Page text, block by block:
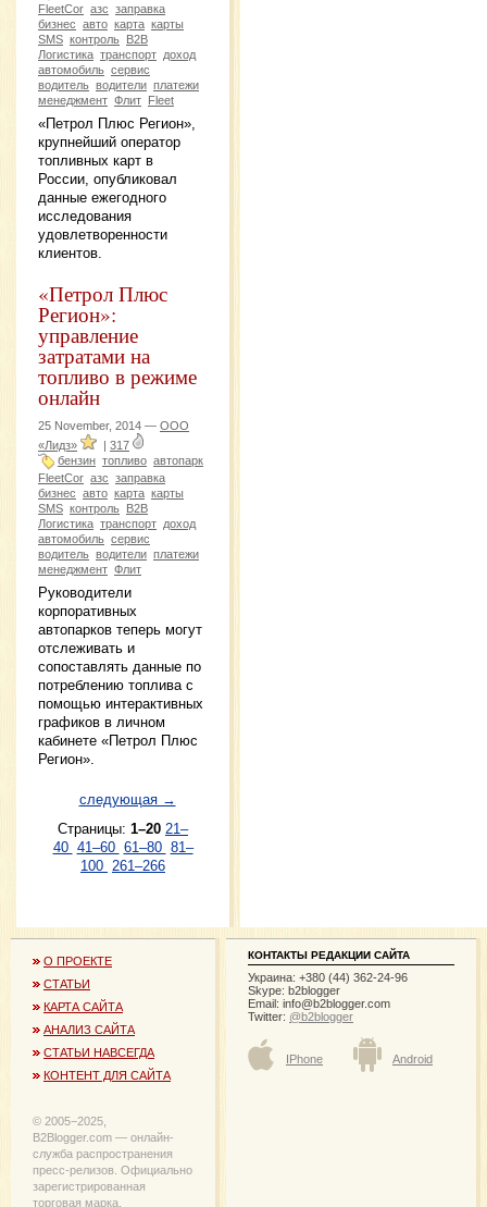
FleetCor азс заправка
бизнес авто карта карты
SMS контроль B2B
Логистика транспорт доход
автомобиль сервис
водитель водители платежи
менеджмент Флит Fleet
«Петрол Плюс Регион»,
крупнейший оператор
топливных карт в
России, опубликовал
данные ежегодного
исследования
удовлетворенности
клиентов.
«Петрол Плюс
Регион»:
управление
затратами на
топливо в режиме
онлайн
25 November, 2014 — ООО
«Лидз»
| 317
бензин топливо автопарк
FleetCor азс заправка
бизнес авто карта карты
SMS контроль B2B
Логистика транспорт доход
автомобиль сервис
водитель водители платежи
менеджмент Флит
Руководители
корпоративных
автопарков теперь могут
отслеживать и
сопоставлять данные по
потреблению топлива с
помощью интерактивных
графиков в личном
кабинете «Петрол Плюс
Регион».
следующая →
Страницы: 1–20 21–
40 41–60 61–80 81–
100 261–266
О ПРОЕКТЕ
СТАТЬИ
КАРТА САЙТА
АНАЛИЗ САЙТА
СТАТЬИ НАВСЕГДА
КОНТЕНТ ДЛЯ САЙТА
© 2005−2025,
B2Blogger.com — онлайн-
служба распространения
пресс-релизов. Официально
зарегистрированная
торговая марка.
КОНТАКТЫ РЕДАКЦИИ САЙТА
Украина: +380 (44) 362-24-96
Skype: b2blogger
Email: info@b2blogger.com
Twitter: @b2blogger
IPhone Android